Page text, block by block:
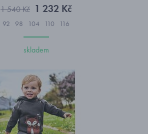
1 540 Kč 1 232 Kč
92 98 104 110 116
skladem